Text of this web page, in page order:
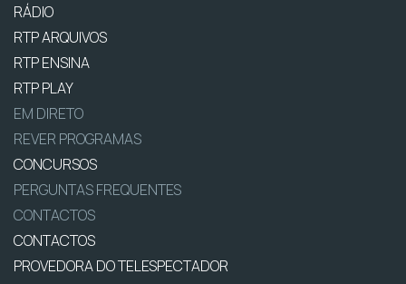
RÁDIO
RTP ARQUIVOS
RTP ENSINA
RTP PLAY
EM DIRETO
REVER PROGRAMAS
CONCURSOS
PERGUNTAS FREQUENTES
CONTACTOS
CONTACTOS
PROVEDORA DO TELESPECTADOR